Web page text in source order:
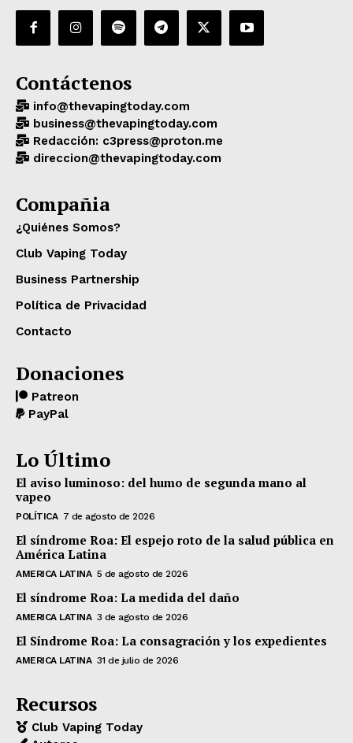
Contáctenos
info@thevapingtoday.com
business@thevapingtoday.com
Redacción: c3press@proton.me
direccion@thevapingtoday.com
Compañia
¿Quiénes Somos?
Club Vaping Today
Business Partnership
Política de Privacidad
Contacto
Donaciones
Patreon
PayPal
Lo Último
El aviso luminoso: del humo de segunda mano al
vapeo
POLÍTICA 7 de agosto de 2026
El síndrome Roa: El espejo roto de la salud pública en
América Latina
AMERICA LATINA 5 de agosto de 2026
El síndrome Roa: La medida del daño
AMERICA LATINA 3 de agosto de 2026
El Síndrome Roa: La consagración y los expedientes
AMERICA LATINA 31 de julio de 2026
Recursos
Club Vaping Today